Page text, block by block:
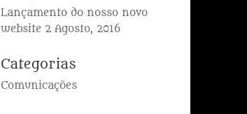
Lançamento do nosso novo
website 2 Agosto, 2016
Categorias
Comunicações